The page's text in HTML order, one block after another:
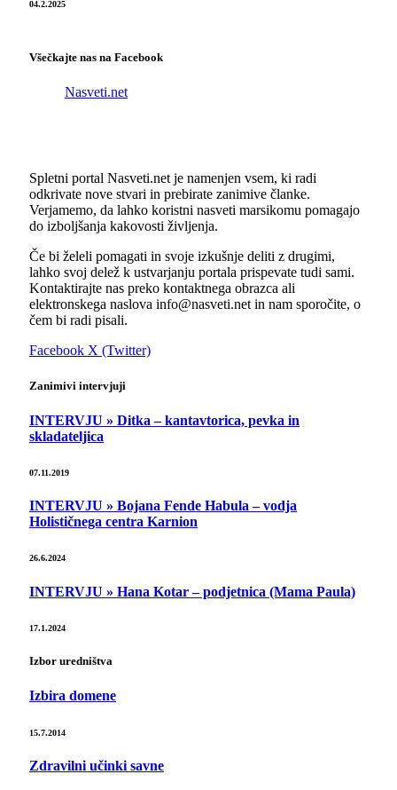
04.2.2025
Všečkajte nas na Facebook
Nasveti.net
Spletni portal Nasveti.net je namenjen vsem, ki radi
odkrivate nove stvari in prebirate zanimive članke.
Verjamemo, da lahko koristni nasveti marsikomu pomagajo
do izboljšanja kakovosti življenja.
Če bi želeli pomagati in svoje izkušnje deliti z drugimi,
lahko svoj delež k ustvarjanju portala prispevate tudi sami.
Kontaktirajte nas preko kontaktnega obrazca ali
elektronskega naslova info@nasveti.net in nam sporočite, o
čem bi radi pisali.
Facebook X (Twitter)
Zanimivi intervjuji
INTERVJU » Ditka – kantavtorica, pevka in
skladateljica
07.11.2019
INTERVJU » Bojana Fende Habula – vodja
Holističnega centra Karnion
26.6.2024
INTERVJU » Hana Kotar – podjetnica (Mama Paula)
17.1.2024
Izbor uredništva
Izbira domene
15.7.2014
Zdravilni učinki savne